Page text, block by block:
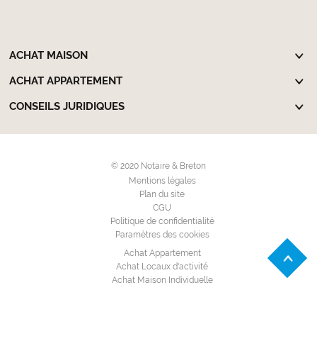
ACHAT MAISON
ACHAT APPARTEMENT
CONSEILS JURIDIQUES
© 2020 Notaire & Breton
Mentions légales
Plan du site
CGU
Politique de confidentialité
Paramètres des cookies
Achat Appartement
Achat Locaux d'activité
Achat Maison Individuelle